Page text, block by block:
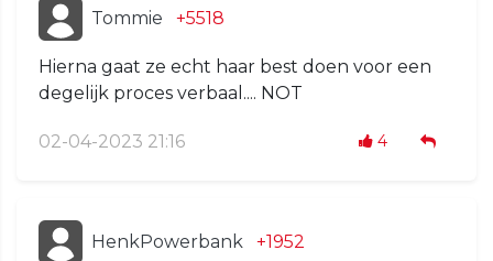
Tommie +5518
Hierna gaat ze echt haar best doen voor een
degelijk proces verbaal.... NOT
02-04-2023 21:16 4
HenkPowerbank +1952